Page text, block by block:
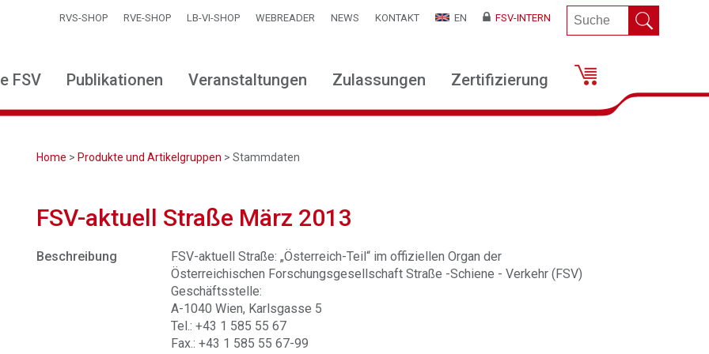
RVS-SHOP RVE-SHOP LB-VI-SHOP WEBREADER NEWS KONTAKT EN FSV-INTERN
FSV Publikationen Veranstaltungen Zulassungen Zertifizierung
Home > Produkte und Artikelgruppen > Stammdaten
FSV-aktuell Straße März 2013
Beschreibung
FSV-aktuell Straße: „Österreich-Teil“ im offiziellen Organ der
Österreichischen Forschungsgesellschaft Straße -Schiene - Verkehr (FSV)
Geschäftsstelle:
A-1040 Wien, Karlsgasse 5
Tel.: +43 1 585 55 67
Fax.: +43 1 585 55 67-99